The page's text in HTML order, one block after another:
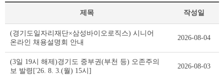
새
소
리
스
제목 작성일
(경기도일자리재단×삼성바이오로직스) 시니어
온라인 채용설명회 안내
2026-08-04
(3일 19시 해제)경기도 중부권(부천 등) 오존주의
보 발령['26. 8. 3.(월) 15시]
2026-08-03